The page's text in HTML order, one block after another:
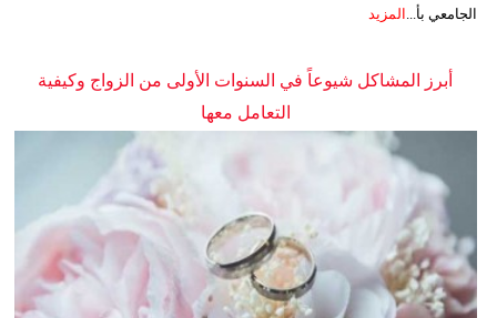
الجامعي بأ... المزيد
أبرز المشاكل شيوعاً في السنوات الأولى من الزواج وكيفية
التعامل معها